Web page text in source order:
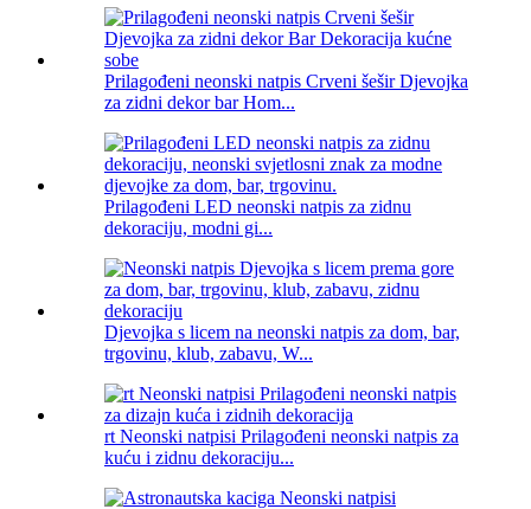
Prilagođeni neonski natpis Crveni šešir Djevojka
za zidni dekor bar Hom...
Prilagođeni LED neonski natpis za zidnu
dekoraciju, modni gi...
Djevojka s licem na neonski natpis za dom, bar,
trgovinu, klub, zabavu, W...
rt Neonski natpisi Prilagođeni neonski natpis za
kuću i zidnu dekoraciju...